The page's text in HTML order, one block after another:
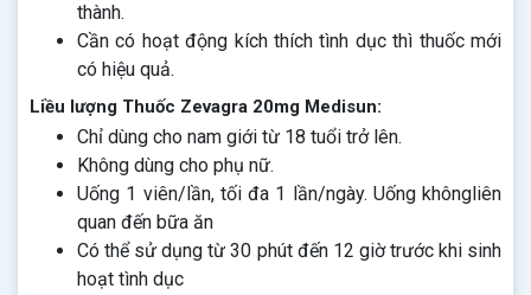
thành.
Cần có hoạt động kích thích tình dục thì thuốc mới
có hiệu quả.
Liều lượng Thuốc Zevagra 20mg Medisun:
Chỉ dùng cho nam giới từ 18 tuổi trở lên.
Không dùng cho phụ nữ.
Uống 1 viên/lần, tối đa 1 lần/ngày. Uống khôngliên
quan đến bữa ăn
Có thể sử dụng từ 30 phút đến 12 giờ trước khi sinh
hoạt tình dục